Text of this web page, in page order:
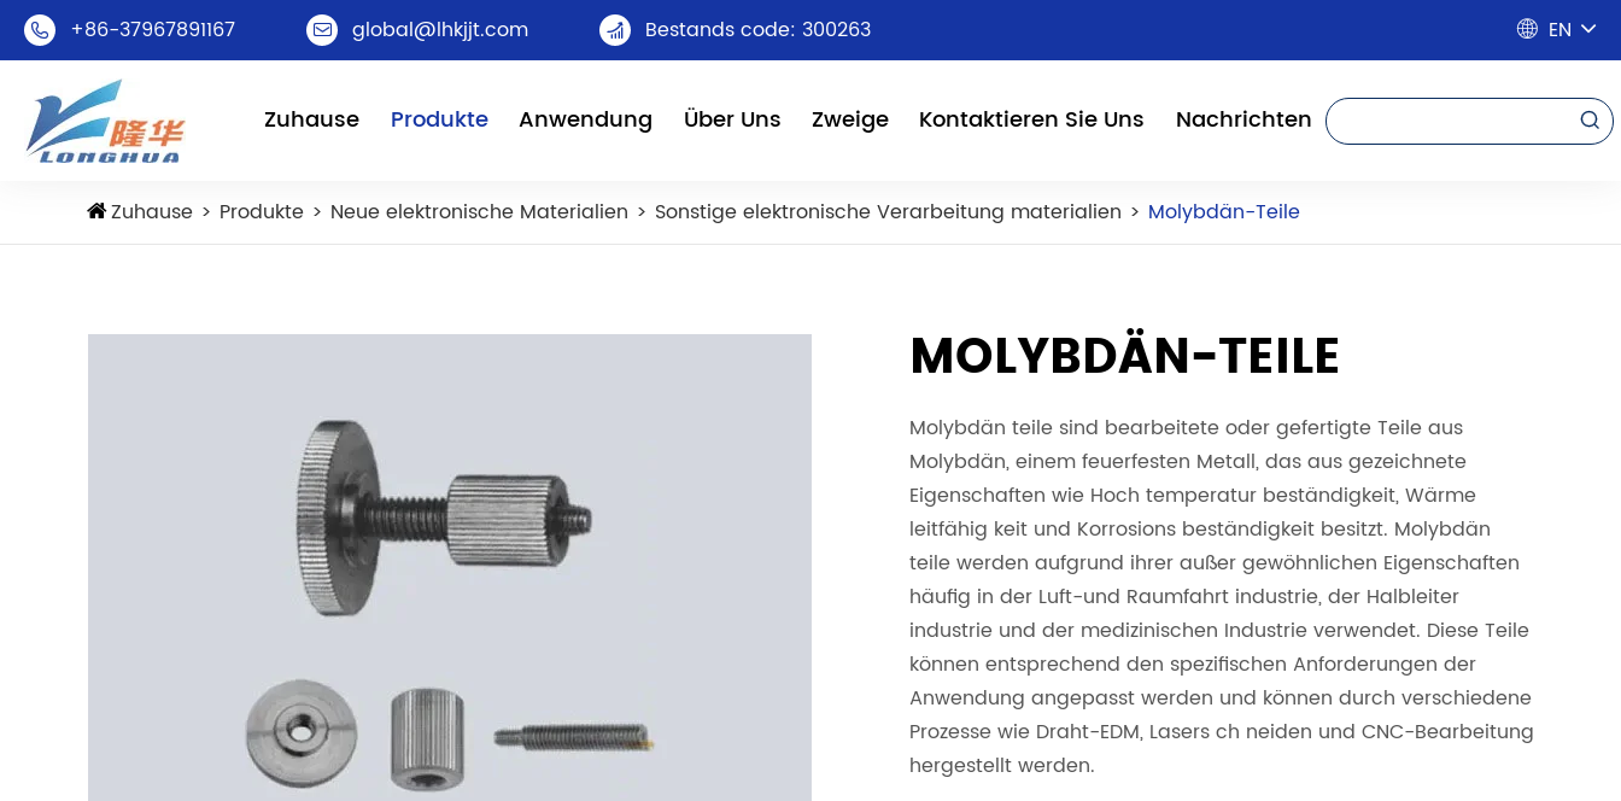
 +86-37967891167  global@lhkjjt.com  Bestands code: 300263  EN
Zuhause Produkte Anwendung Über Uns Zweige Kontaktieren Sie Uns Nachrichten 
Zuhause Produkte Neue elektronische Materialien Sonstige elektronische Verarbeitung materialien Molybdän-Teile
MOLYBDÄN-TEILE
Molybdän teile sind bearbeitete oder gefertigte Teile aus
Molybdän, einem feuerfesten Metall, das aus gezeichnete
Eigenschaften wie Hoch temperatur beständigkeit, Wärme
leitfähig keit und Korrosions beständigkeit besitzt. Molybdän
teile werden aufgrund ihrer außer gewöhnlichen Eigenschaften
häufig in der Luft-und Raumfahrt industrie, der Halbleiter
industrie und der medizinischen Industrie verwendet. Diese Teile
können entsprechend den spezifischen Anforderungen der
Anwendung angepasst werden und können durch verschiedene
Prozesse wie Draht-EDM, Lasers ch neiden und CNC-Bearbeitung
hergestellt werden.